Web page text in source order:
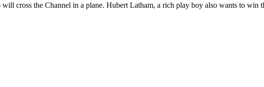
cross the Channel in a plane. Hubert Latham, a rich play boy also wants to win